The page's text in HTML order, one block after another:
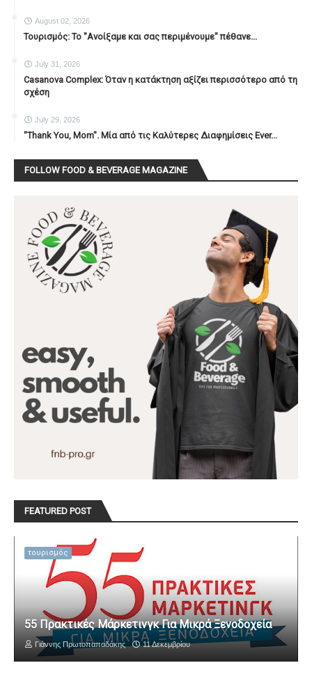
August 02, 2026
Τουρισμός: Το "Ανοίξαμε και σας περιμένουμε" πέθανε...
July 31, 2026
Casanova Complex: Όταν η κατάκτηση αξίζει περισσότερο από τη
σχέση
July 29, 2026
"Thank You, Mοm". Μία από τις Καλύτερες Διαφημίσεις Ever...
FOLLOW FOOD & BEVERAGE MAGAZINE
FEATURED POST
τουρισμός
55 Πρακτικές Μάρκετινγκ Για Μικρά Ξενοδοχεία
Γιάννης Πρωτοπαπαδάκης 11 Δεκεμβρίου